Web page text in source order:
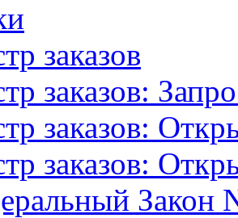
заказов
заказов:
заказов:
заказов:
Закон